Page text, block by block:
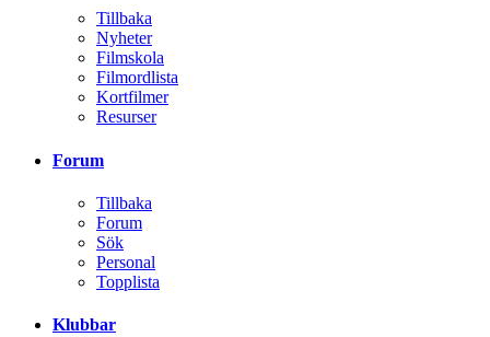
Tillbaka
Nyheter
Filmskola
Filmordlista
Kortfilmer
Resurser
Forum
Tillbaka
Forum
Sök
Personal
Topplista
Klubbar